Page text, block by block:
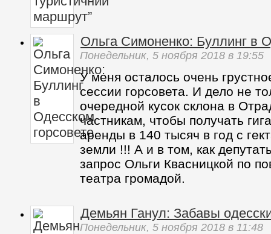
Ольга Симоненко: Буллинг в
Понедельник, 5 ноября 2018 в 19:55
У меня осталось очень
сессии горсовета. И дело не
очередной кусок склона в
частникам, чтобы получать
аренды в 140 тысяч в год с
земли !!! А и в том, как
запрос Ольги Квасницкой по
театра громадой.
Демьян Ганул: Забавы
Понедельник, 5 ноября 2018 в 11:48